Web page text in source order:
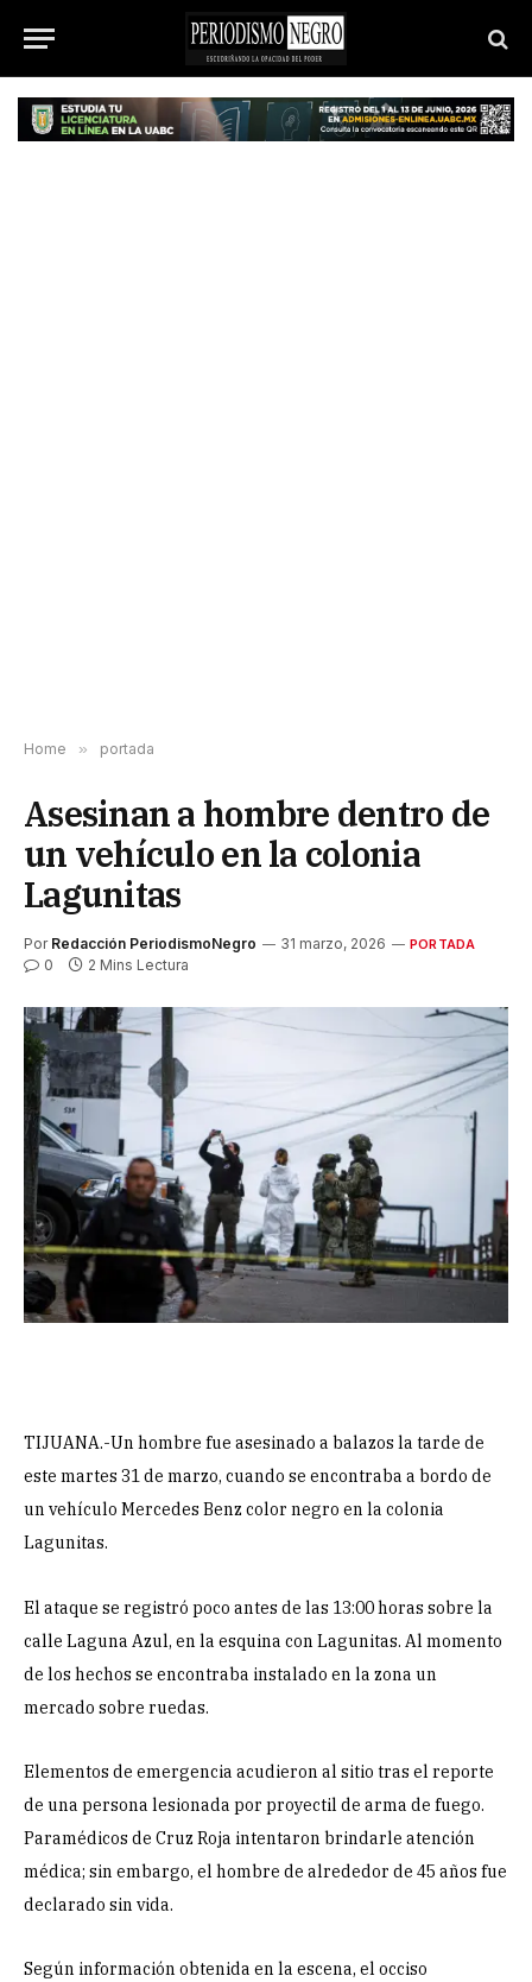
Home » portada
Asesinan a hombre dentro de
un vehículo en la colonia
Lagunitas
Por Redacción PeriodismoNegro 31 marzo, 2026 PORTADA
0 2 Mins Lectura
TIJUANA.-Un hombre fue asesinado a balazos la tarde de
este martes 31 de marzo, cuando se encontraba a bordo de
un vehículo Mercedes Benz color negro en la colonia
Lagunitas.
El ataque se registró poco antes de las 13:00 horas sobre la
calle Laguna Azul, en la esquina con Lagunitas. Al momento
de los hechos se encontraba instalado en la zona un
mercado sobre ruedas.
Elementos de emergencia acudieron al sitio tras el reporte
de una persona lesionada por proyectil de arma de fuego.
Paramédicos de Cruz Roja intentaron brindarle atención
médica; sin embargo, el hombre de alrededor de 45 años fue
declarado sin vida.
Según información obtenida en la escena, el occiso